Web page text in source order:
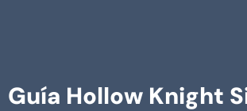
Guía Hollow Knight